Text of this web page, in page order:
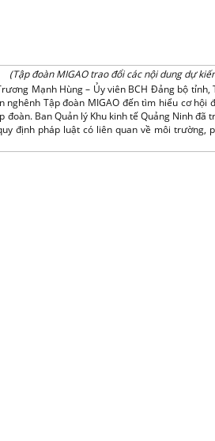
(Tập đoàn MIGAO trao đổi các nội dung dự
Mạnh Hùng – Ủy viên BCH Đảng bộ
nghênh Tập đoàn MIGAO đến tìm hiểu cơ
đoàn. Ban Quản lý Khu kinh tế Quảng Ninh
định pháp luật có liên quan về môi trường,